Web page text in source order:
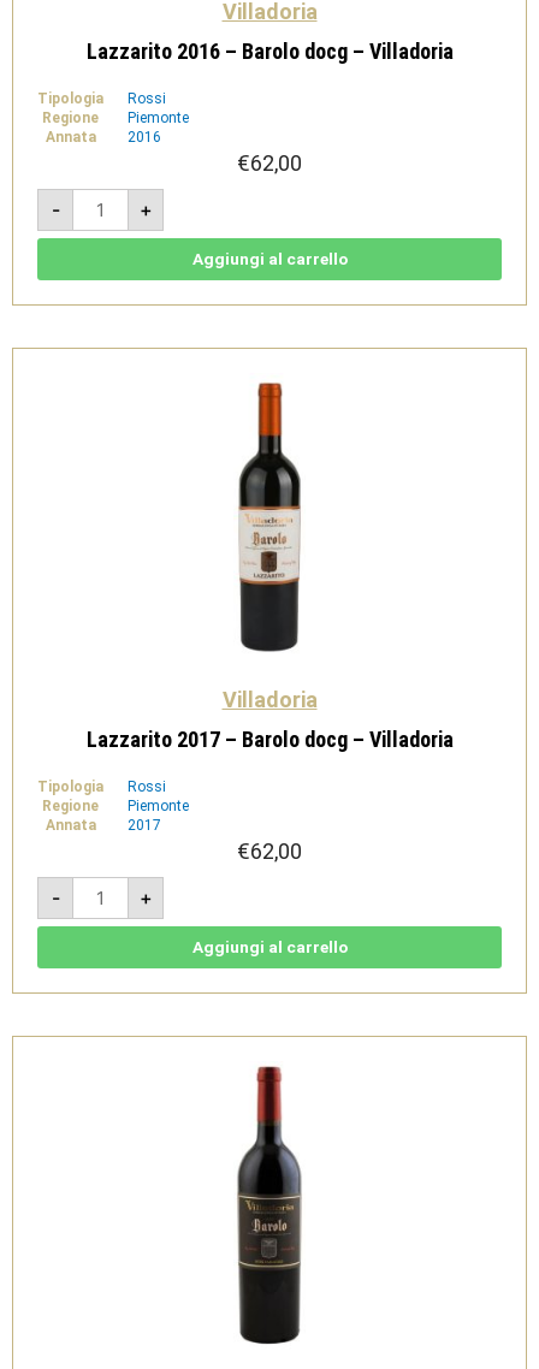
Villadoria
Lazzarito 2016 – Barolo docg – Villadoria
Tipologia
Rossi
Regione
Piemonte
Annata
2016
€62,00
-
Lazzarito
2016
-
Barolo
quantità
+
Aggiungi al carrello
Villadoria
Lazzarito 2017 – Barolo docg – Villadoria
Tipologia
Rossi
Regione
Piemonte
Annata
2017
€62,00
-
Lazzarito
2017
-
Barolo
quantità
+
Aggiungi al carrello